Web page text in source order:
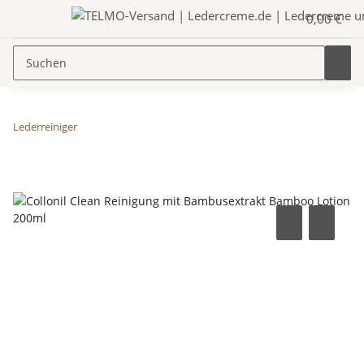
0,00 €
Lederreiniger